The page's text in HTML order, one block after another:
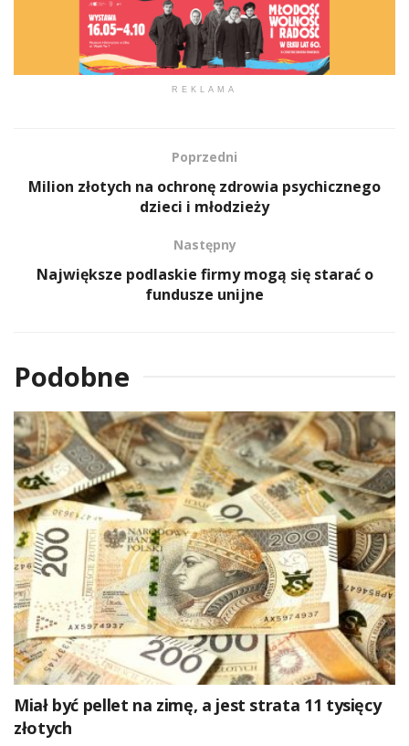
REKLAMA
Poprzedni
Milion złotych na ochronę zdrowia psychicznego
dzieci i młodzieży
Następny
Największe podlaskie firmy mogą się starać o
fundusze unijne
Podobne
Miał być pellet na zimę, a jest strata 11 tysięcy
złotych